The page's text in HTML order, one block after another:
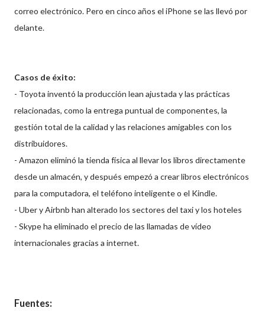
correo electrónico. Pero en cinco años el iPhone se las llevó por
delante.
Casos de éxito:
- Toyota inventó la producción lean ajustada y las prácticas
relacionadas, como la entrega puntual de componentes, la
gestión total de la calidad y las relaciones amigables con los
distribuidores.
- Amazon eliminó la tienda física al llevar los libros directamente
desde un almacén, y después empezó a crear libros electrónicos
para la computadora, el teléfono inteligente o el Kindle.
- Uber y Airbnb han alterado los sectores del taxi y los hoteles
- Skype ha eliminado el precio de las llamadas de vídeo
internacionales gracias a internet.
Fuentes: